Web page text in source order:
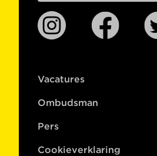
Vacatures
Ombudsman
Pers
Cookieverklaring